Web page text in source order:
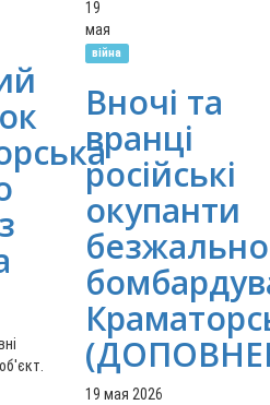
19
мая
війна
Вночі та
вранці
російські
окупанти
безжально
19 мая 2026